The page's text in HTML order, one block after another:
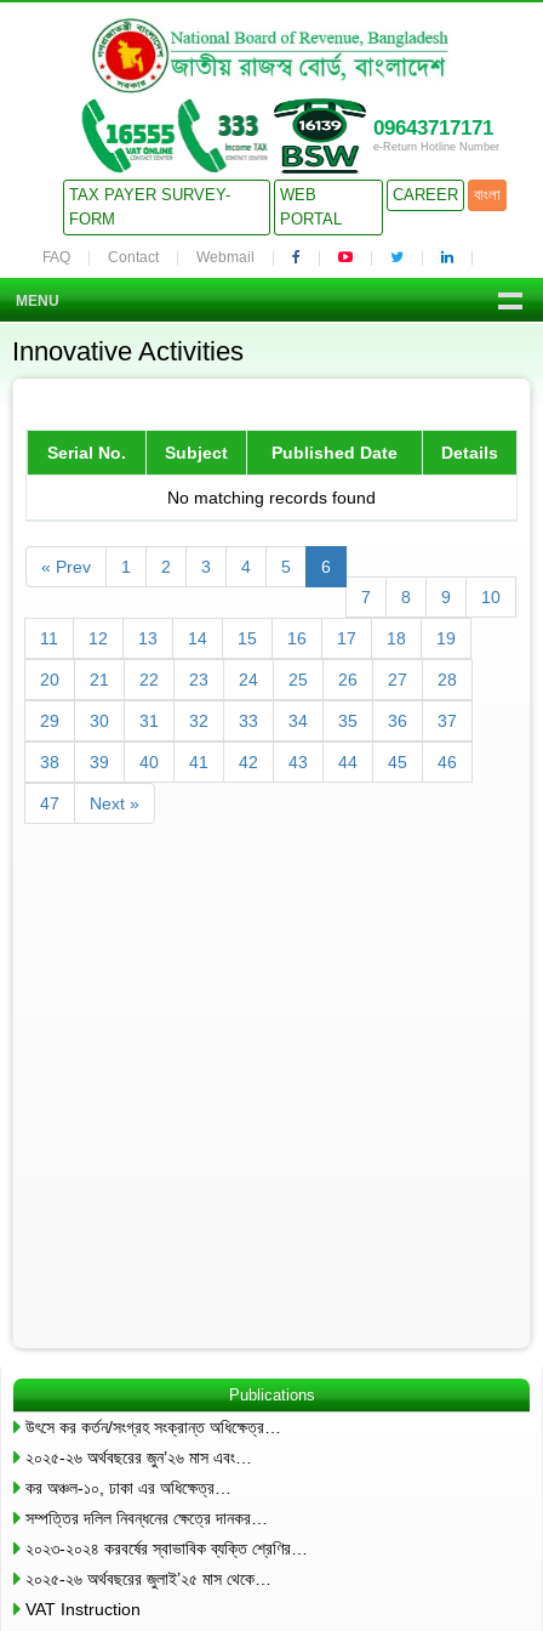
09643717171
e-Return Hotline Number
TAX PAYER SURVEY-
FORM
WEB
PORTAL
CAREER বাংলা
FAQ Contact Webmail
MENU
Innovative Activities
Serial No. Subject Published Date Details
No matching records found
« Prev 1 2 3 4 5
6
7
8 9 10
11 12 13 14 15 16 17 18 19
20 21 22 23 24 25 26 27 28
29 30 31 32 33 34 35 36 37
38 39 40 41 42 43 44 45 46
47 Next »
Publications
উৎসে কর কর্তন/সংগ্রহ সংক্রান্ত অধিক্ষেত্র…
২০২৫-২৬ অর্থবছরের জুন’২৬ মাস এবং…
কর অঞ্চল-১০, ঢাকা এর অধিক্ষেত্র…
সম্পত্তির দলিল নিবন্ধনের ক্ষেত্রে দানকর…
২০২৩-২০২৪ করবর্ষের স্বাভাবিক ব্যক্তি শ্রেণির…
২০২৫-২৬ অর্থবছরের জুলাই’২৫ মাস থেকে…
VAT Instruction